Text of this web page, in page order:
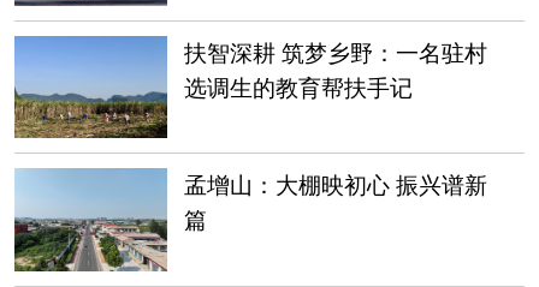
扶智深耕 筑梦乡野：一名驻村
选调生的教育帮扶手记
孟增山：大棚映初心 振兴谱新
篇